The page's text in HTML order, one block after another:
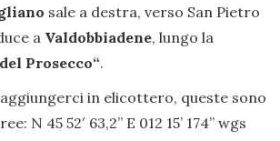
sale a destra, verso San Pietro
a Valdobbiadene, lungo la
Prosecco“.
in elicottero, queste sono
N 45 52′ 63,2” E 012 15’ 174’’ wgs